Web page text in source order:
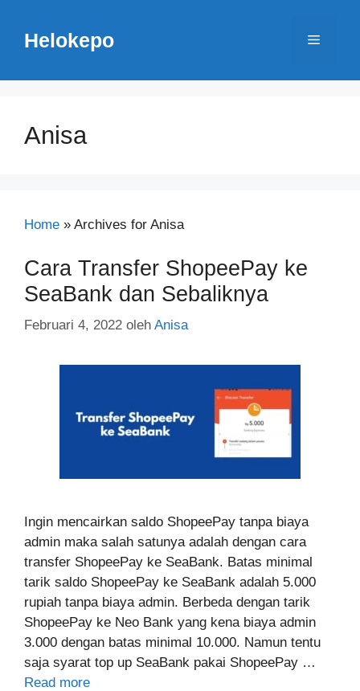
Helokepo Menu
Anisa
Home » Archives for Anisa
Cara Transfer ShopeePay ke
SeaBank dan Sebaliknya
Februari 4, 2022 oleh Anisa
Ingin mencairkan saldo ShopeePay tanpa biaya
admin maka salah satunya adalah dengan cara
transfer ShopeePay ke SeaBank. Batas minimal
tarik saldo ShopeePay ke SeaBank adalah 5.000
rupiah tanpa biaya admin. Berbeda dengan tarik
ShopeePay ke Neo Bank yang kena biaya admin
3.000 dengan batas minimal 10.000. Namun tentu
saja syarat top up SeaBank pakai ShopeePay …
Read more